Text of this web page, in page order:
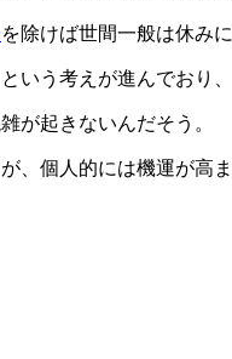
を除けば世間一般は休み
いう考えが進んでおり
が起きないんだそう。
、個人的には機運が高